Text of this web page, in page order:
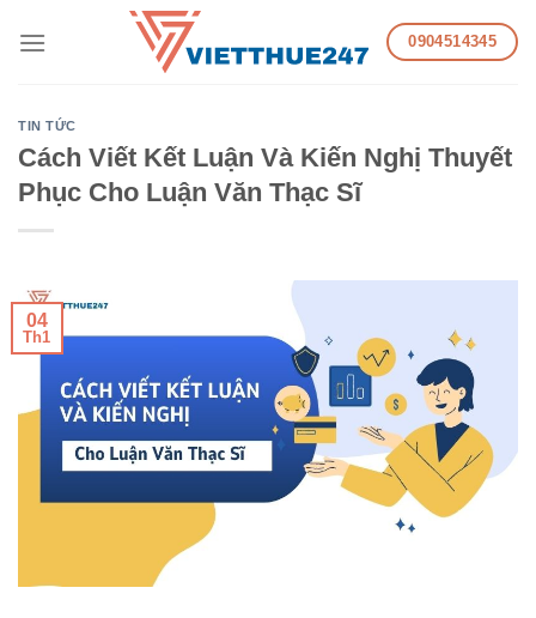
0904514345
TIN TỨC
Cách Viết Kết Luận Và Kiến Nghị Thuyết
Phục Cho Luận Văn Thạc Sĩ
04
Th1